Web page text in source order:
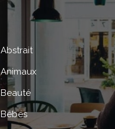
Abstrait
Animaux
Beauté
Bébés